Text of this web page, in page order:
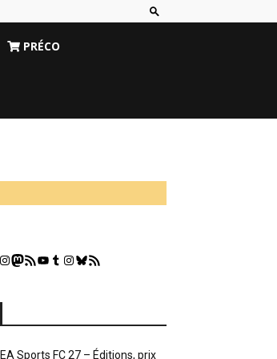
PRÉCO
Instagram
Mastodon
Flux RSSYouTube
Tumblr
Instagram
Bluesky
GestGame
EA Sports FC 27 – Éditions, prix